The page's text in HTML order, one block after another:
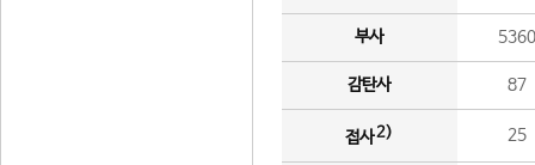
부사 5360
감탄사 87
접사2) 25